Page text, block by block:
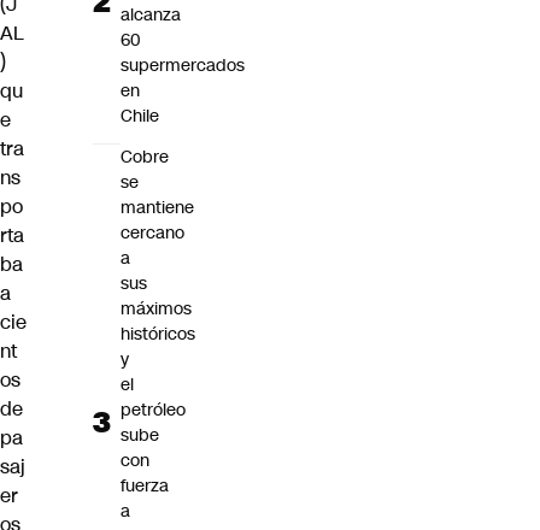
AL
)
qu
e
tra
ns
po
rta
ba
a
cie
nt
os
de
pa
saj
er
alcanza
60
supermercados
en
Chile
Cobre
se
mantiene
cercano
a
sus
máximos
históricos
y
el
petróleo
sube
con
fuerza
a